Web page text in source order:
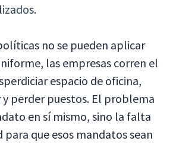
no se pueden aplicar
las empresas corren el
espacio de oficina,
perder puestos. El problema
en sí mismo, sino la falta
para que esos mandatos sean